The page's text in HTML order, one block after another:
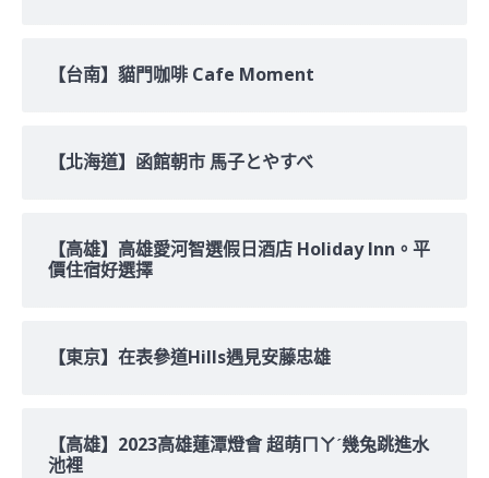
【台南】貓門咖啡 Cafe Moment
【北海道】函館朝市 馬子とやすべ
【高雄】高雄愛河智選假日酒店 Holiday Inn。平
價住宿好選擇
【東京】在表參道Hills遇見安藤忠雄
【高雄】2023高雄蓮潭燈會 超萌ㄇㄚˊ幾兔跳進水
池裡